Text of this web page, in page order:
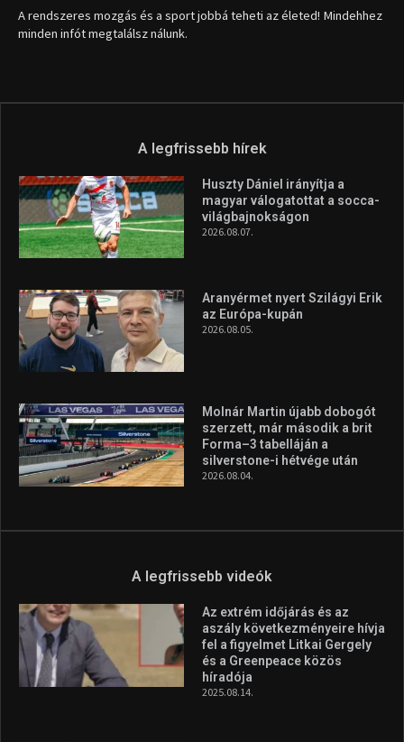
A rendszeres mozgás és a sport jobbá teheti az életed! Mindehhez
minden infót megtalálsz nálunk.
A legfrissebb hírek
Huszty Dániel irányítja a
magyar válogatottat a socca-
világbajnokságon
2026.08.07.
Aranyérmet nyert Szilágyi Erik
az Európa-kupán
2026.08.05.
Molnár Martin újabb dobogót
szerzett, már második a brit
Forma–3 tabelláján a
silverstone-i hétvége után
2026.08.04.
A legfrissebb videók
Az extrém időjárás és az
aszály következményeire hívja
fel a figyelmet Litkai Gergely
és a Greenpeace közös
híradója
2025.08.14.